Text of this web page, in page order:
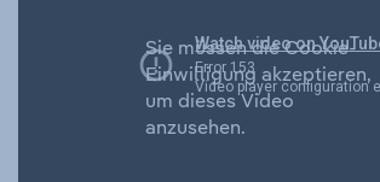
Sie müssen die Cookie-
Einwilligung akzeptieren,
um dieses Video
anzusehen.